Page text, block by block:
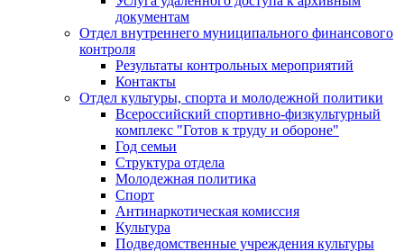
документам
Отдел внутреннего муниципального финансового
контроля
Результаты контрольных мероприятий
Контакты
Отдел культуры, спорта и молодежной политики
Всероссийский спортивно-физкультурный
комплекс "Готов к труду и обороне"
Год семьи
Структура отдела
Молодежная политика
Спорт
Антинаркотическая комиссия
Культура
Подведомственные учреждения культуры